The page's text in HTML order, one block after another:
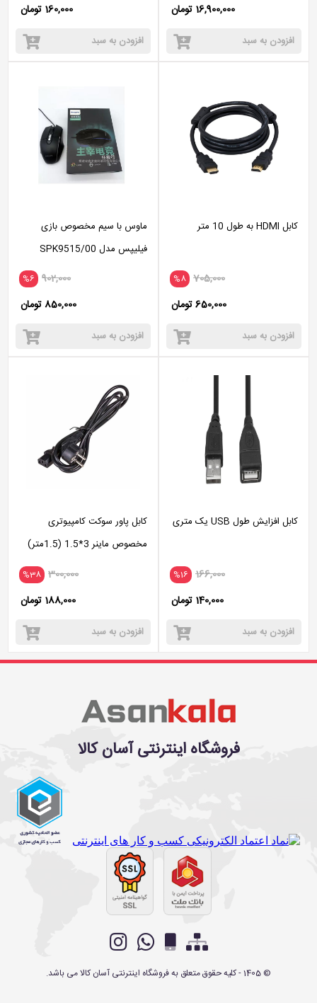
16,900,000 تومان
افزودن به سبد
160,000 تومان
افزودن به سبد
کابل HDMI به طول 10 متر
%8 705,000
650,000 تومان
افزودن به سبد
ماوس با سیم مخصوص بازی
فیلیپس مدل SPK9515/00
%6 902,000
850,000 تومان
افزودن به سبد
کابل افزایش طول USB یک متری
%16 166,000
140,000 تومان
افزودن به سبد
کابل پاور سوکت کامپیوتری
مخصوص ماینر 3*1.5 (1.5متر)
%38 300,000
188,000 تومان
افزودن به سبد
فروشگاه اینترنتی آسان کالا
©
1405- کلیه حقوق متعلق بهفروشگاه اینترنتی آسان کالامی باشد.